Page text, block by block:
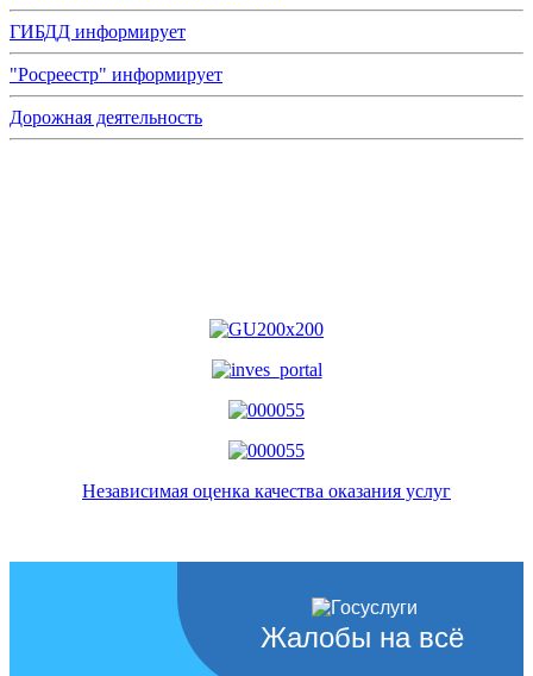
ГИБДД информирует
"Росреестр" информирует
Дорожная деятельность
Независимая оценка качества оказания услуг
Жалобы на всё